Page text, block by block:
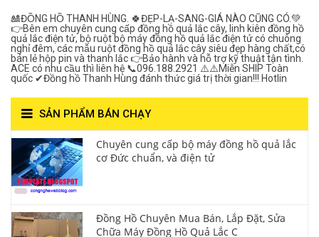
🎎ĐỒNG HỒ THANH HÙNG. 🍀ĐẸP-LẠ-SANG-GIÁ NÀO CŨNG CÓ.💚
👉Bên em chuyên cung cấp đồng hồ quả lắc cây, linh kiên đồng hồ
quả lắc điện tử, bộ ruột bộ máy đồng hồ quả lắc điện tử có chuông
nghỉ đêm, các mẫu ruột đồng hồ quả lắc cây siêu đẹp hàng chất,có
bán lẻ hộp pin và thanh lắc 👉Bảo hành và hỗ trợ kỹ thuật tận tình.
ACE có nhu cầu thì liên hệ 📞096.188.2921 ⚠️⚠️Miễn SHIP Toàn
quốc ✔Đồng hồ Thanh Hùng đánh thức giá trị thời gian!!! Hotlin
SẢN PHẨM BÁN CHẠY
Chuyên cung cấp bộ máy đồng hồ quả lắc
cơ Đức chuẩn, và điện tử
Đồng Hồ Chuyên Mua Bán, Lắp Đặt, Sửa
Chữa Máy Đồng Hồ Quả Lắc C